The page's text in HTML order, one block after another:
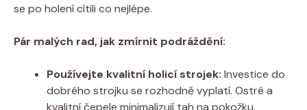
se po holení cítili co nejlépe.
Pár malých rad, jak zmírnit podráždění:
Používejte kvalitní holicí strojek: Investice do
dobrého strojku se rozhodně vyplatí. Ostré a
kvalitní čepele minimalizují tah na pokožku.